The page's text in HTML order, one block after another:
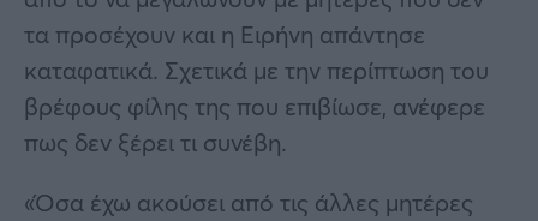
τα προσέχουν και η Ειρήνη απάντησε
καταφατικά. Σχετικά με την περίπτωση του
βρέφους φίλης της που επιβίωσε, ανέφερε
πως δεν ξέρει τι συνέβη.
«Όσα έχω ακούσει από τις άλλες μητέρες